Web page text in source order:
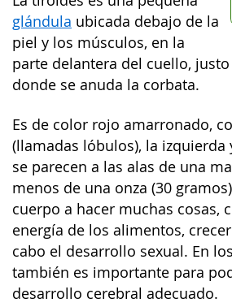
glándula ubicada debajo de la
piel y los músculos, en la
parte delantera del cuello,
donde se anuda la corbata.
Es de color rojo amarronado,
(llamadas lóbulos), la izquierda
se parecen a las alas de una
menos de una onza (30
cuerpo a hacer muchas cosas,
energía de los alimentos,
cabo el desarrollo sexual. En
también es importante para
desarrollo cerebral adecuado.